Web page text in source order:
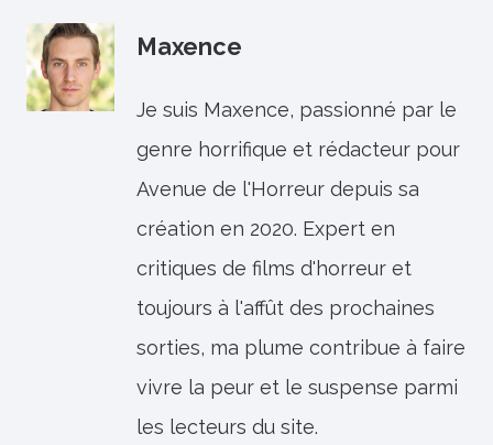
Maxence
Je suis Maxence, passionné par le
genre horrifique et rédacteur pour
Avenue de l'Horreur depuis sa
création en 2020. Expert en
critiques de films d'horreur et
toujours à l'affût des prochaines
sorties, ma plume contribue à faire
vivre la peur et le suspense parmi
les lecteurs du site.